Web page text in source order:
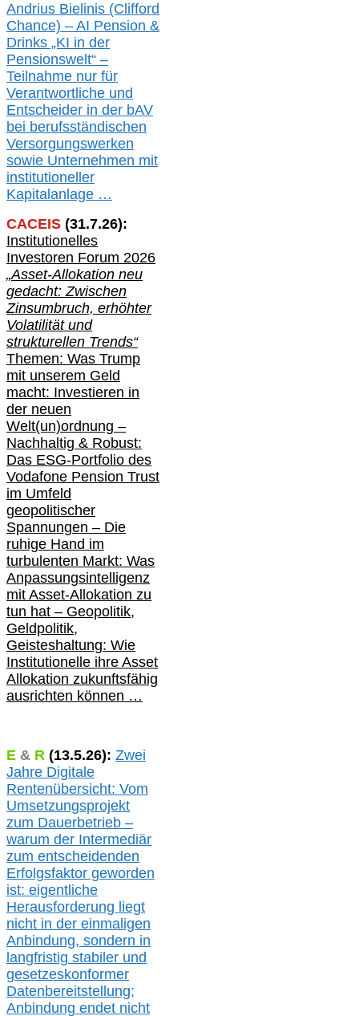
Andrius Bielinis (Clifford
Chance) – AI Pension &
Drinks „KI in der
Pensionswelt“ –
Teilnahme nur für
Verantwortliche und
Entscheider in der bAV
bei berufsständischen
Versorgungswerken
sowie Unternehmen mit
institutioneller
Kapitalanlage …
CACEIS (31.7.26):
Institutionelles
Investoren Forum 2026
„Asset-Allokation neu
gedacht: Zwischen
Zinsumbruch, erhöhter
Volatilität und
strukturellen Trends“
Themen: Was Trump
mit unserem Geld
macht: Investieren in
der neuen
Welt(un)ordnung –
Nachhaltig & Robust:
Das ESG-Portfolio des
Vodafone Pension Trust
im Umfeld
geopolitischer
Spannungen – Die
ruhige Hand im
turbulenten Markt: Was
Anpassungsintelligenz
mit Asset-Allokation zu
tun hat – Geopolitik,
Geldpolitik,
Geisteshaltung: Wie
Institutionelle ihre Asset
Allokation zukunftsfähig
ausrichten können …
E & R (13.5.26): Zwei
Jahre Digitale
Rentenübersicht: Vom
Umsetzungsprojekt
zum Dauerbetrieb –
warum der Intermediär
zum entscheidenden
Erfolgsfaktor geworden
ist: eigentliche
Herausforderung liegt
nicht in der einmaligen
Anbindung, sondern in
langfristig stabiler und
gesetzeskonformer
Datenbereitstellung;
Anbindung endet nicht